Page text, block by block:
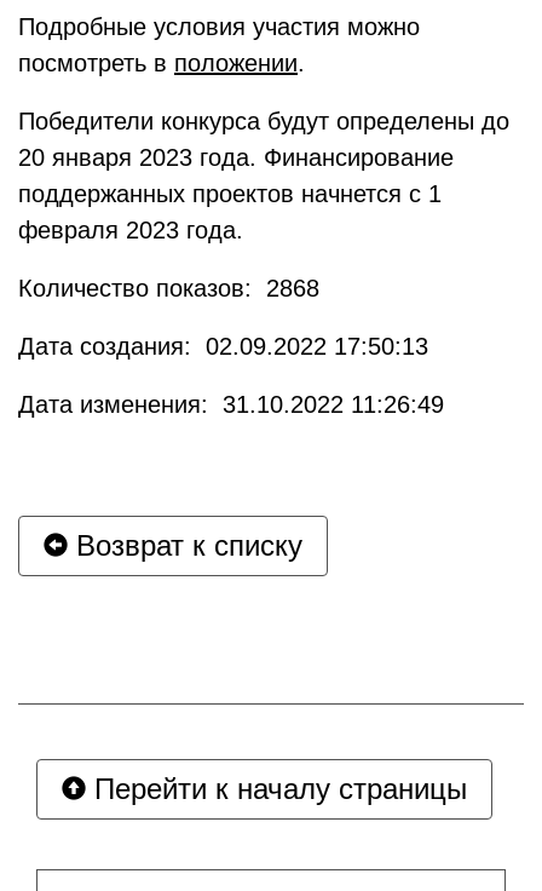
Подробные условия участия можно
посмотреть в положении.
Победители конкурса будут определены до
20 января 2023 года. Финансирование
поддержанных проектов начнется с 1
февраля 2023 года.
Количество показов: 2868
Дата создания: 02.09.2022 17:50:13
Дата изменения: 31.10.2022 11:26:49
Возврат к списку
Перейти к началу страницы